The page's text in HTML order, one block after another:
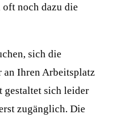
noch dazu die
sich die
an Ihren Arbeitsplatz
gestaltet sich leider
zugänglich. Die